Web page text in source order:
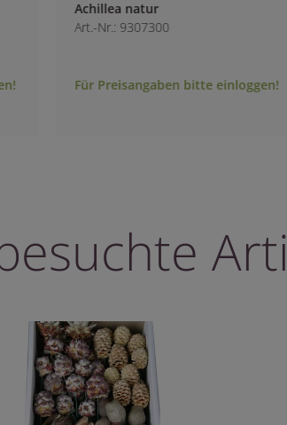
Achillea natur
Art.-Nr.: 9307300
Für Preisangaben bitte einloggen!